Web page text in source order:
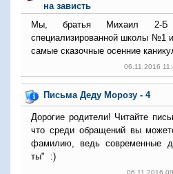
на зависть
Мы, братья Михаил 2-
специализированной школы №1
самые сказочные осенние
06.11.2016
Письма Деду Морозу - 4
Дорогие родители! Читайте
что среди обращений вы
фамилию, ведь современные
ты" :)
06.11.2016